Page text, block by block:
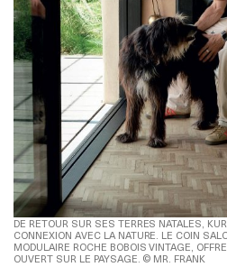
DE RETOUR SUR SES TERRES NATALES,
CONNEXION AVEC LA NATURE. LE COIN
MODULAIRE ROCHE BOBOIS VINTAGE,
OUVERT SUR LE PAYSAGE. © MR. FRANK